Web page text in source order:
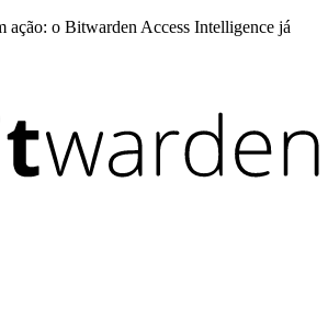
ação: o Bitwarden Access Intelligence já